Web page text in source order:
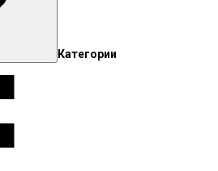
Категории